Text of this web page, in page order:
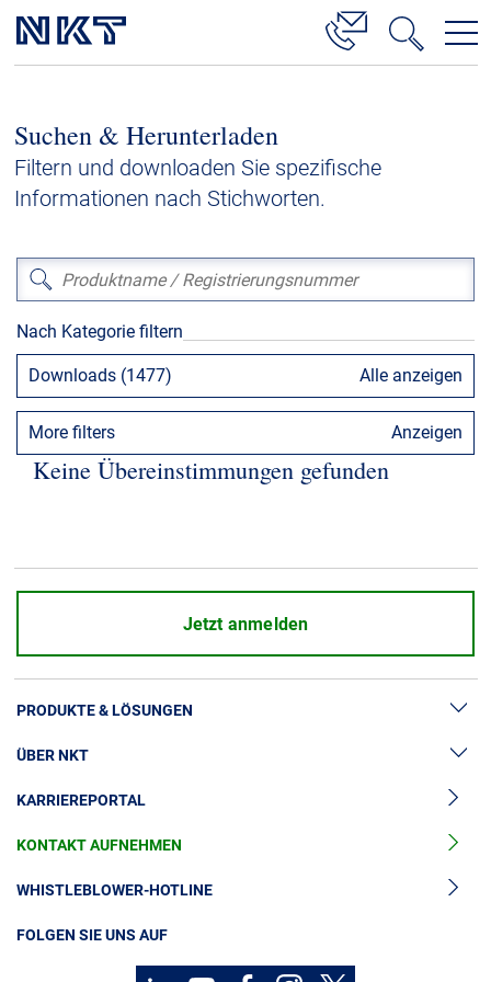
Hochspannung
Kabelservice
Niederspannung
Kabelgarnituren
Referenzen
Downloads
Presse & Events
Geschäftsführung
Karriere
Einkauf
Nachhaltigkeit
Suchen & Herunterladen
Filtern und downloaden Sie spezifische
Informationen nach Stichworten.
Nach Kategorie filtern
Downloads (1477) Alle anzeigen
More filters Anzeigen
Keine Übereinstimmungen gefunden
Jetzt anmelden
PRODUKTE & LÖSUNGEN
Hochspannung
Kabelgarnituren
Mittelspannungskabel
Niederspannungskabel
ÜBER NKT
News & Presse
Unsere Geschichte
Investoren
Nachhaltigkeit
KARRIEREPORTAL
KONTAKT AUFNEHMEN
WHISTLEBLOWER-HOTLINE
FOLGEN SIE UNS AUF